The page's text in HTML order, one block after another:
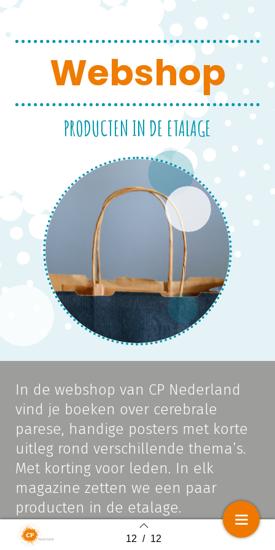
Back to index 12 / 12
Webshop
PRODUCTEN IN DE ETALAGE
In de webshop van CP Nederland
vind je boeken over cerebrale
parese, handige posters met korte
uitleg rond verschillende thema’s.
Met korting voor leden. In elk
magazine zetten we een paar
producten in de etalage.
Webshop